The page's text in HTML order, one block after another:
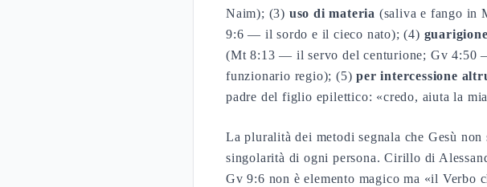
Naim); (3) uso di materia (saliva e fango in
9:6 — il sordo e il cieco nato); (4)
(Mt 8:13 — il servo del centurione; Gv 4:50
funzionario regio); (5)per intercessione
padre del figlio epilettico: «credo, aiuta la
La pluralità dei metodi segnala che Gesù
singolarità di ogni persona. Cirillo di
Gv 9:6 non è elemento magico ma «il Verbo